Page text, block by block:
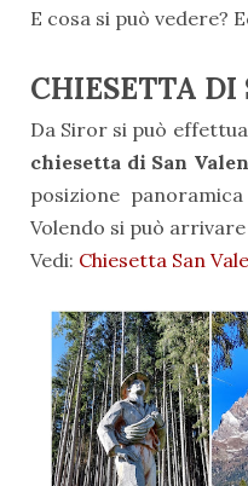
E cosa si può vedere?
CHIESETTA
Da Siror si può
chiesetta di San
posizione
Volendo si può
Vedi: Chiesetta San